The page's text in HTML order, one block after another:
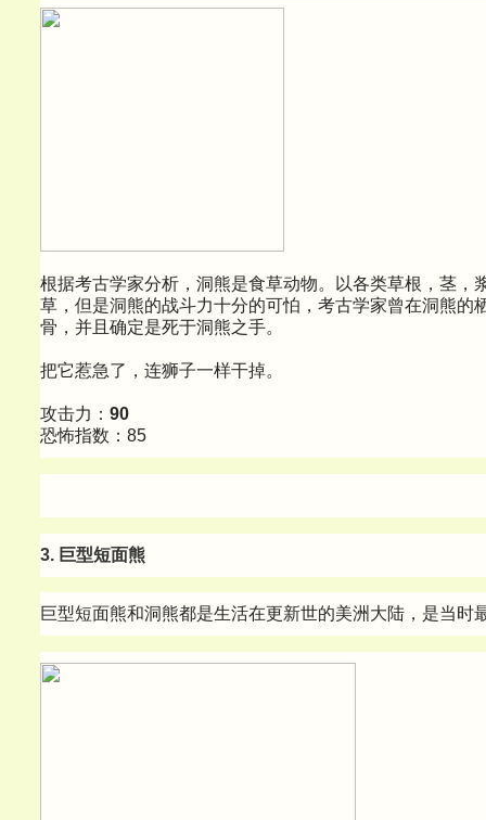
根据考古学家分析，洞熊是食草动物。以各类草根，茎，
草，但是洞熊的战斗力十分的可怕，考古学家曾在洞熊的
骨，并且确定是死于洞熊之手。
把它惹急了，连狮子一样干掉。
攻击力： 90
恐怖指数：85
3. 巨型短面熊
巨型短面熊和洞熊都是生活在更新世的美洲大陆，是当时